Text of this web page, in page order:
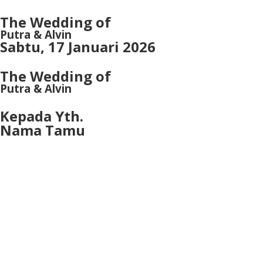
The Wedding of
Putra & Alvin
Sabtu, 17 Januari 2026
The Wedding of
Putra & Alvin
Kepada Yth.
Nama Tamu